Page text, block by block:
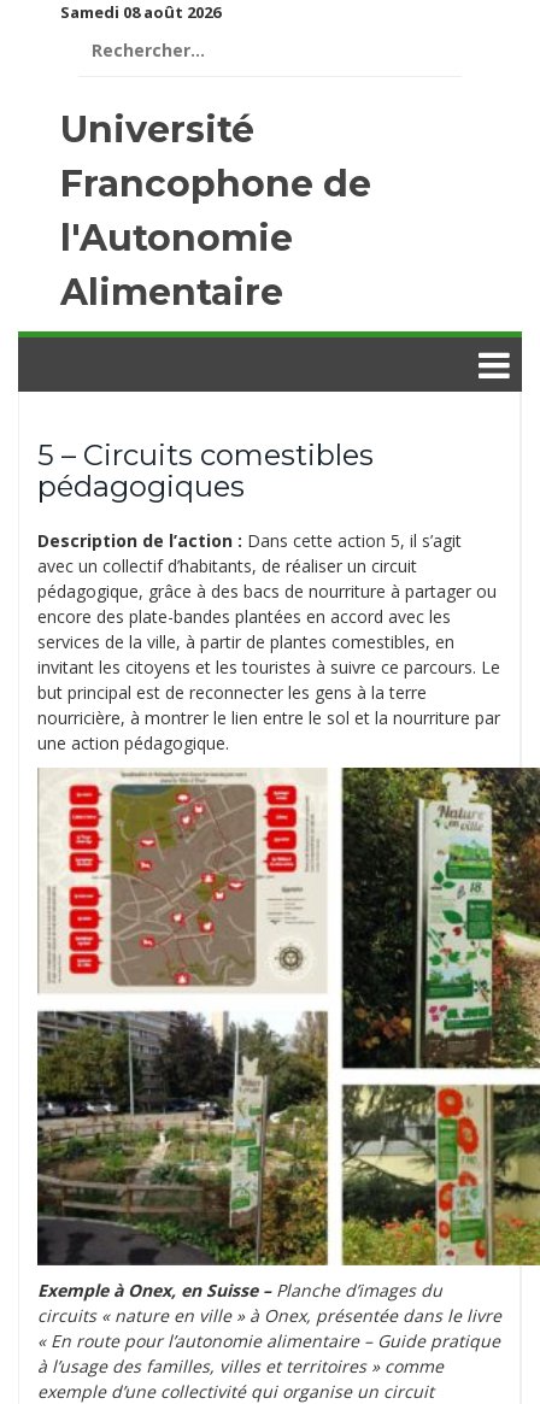
Samedi 08 août 2026
Université
Francophone de
l'Autonomie
Alimentaire
5 – Circuits comestibles
pédagogiques
Description de l’action : Dans cette action 5, il s’agit
avec un collectif d’habitants, de réaliser un circuit
pédagogique, grâce à des bacs de nourriture à partager ou
encore des plate-bandes plantées en accord avec les
services de la ville, à partir de plantes comestibles, en
invitant les citoyens et les touristes à suivre ce parcours. Le
but principal est de reconnecter les gens à la terre
nourricière, à montrer le lien entre le sol et la nourriture par
une action pédagogique.
Exemple à Onex, en Suisse – Planche d’images du
circuits « nature en ville » à Onex, présentée dans le livre
« En route pour l’autonomie alimentaire – Guide pratique
à l’usage des familles, villes et territoires » comme
exemple d’une collectivité qui organise un circuit